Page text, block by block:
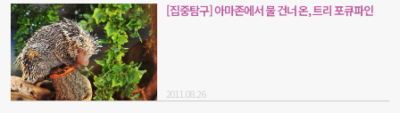
[집중탐구] 아마존에서 물 건너 온, 트리 포큐파인
2011.08.26